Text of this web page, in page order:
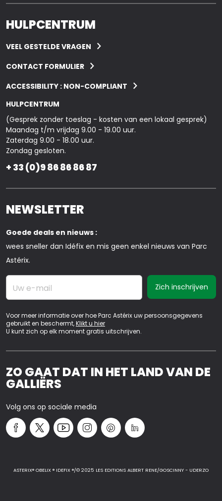
HULPCENTRUM
VEEL GESTELDE VRAGEN
CONTACT FORMULIER
ACCESSIBILITY : NON-COMPLIANT
HULPCENTRUM
(Gesprek zonder toeslag - kosten van een lokaal gesprek)
Maandag t/m vrijdag 9.00 - 19.00 uur.
Zaterdag 9.00 - 18.00 uur.
Zondag gesloten.
+ 33 (0)9 86 86 86 87
ZO GAAT DAT IN HET LAND VAN DE
GALLIËRS
Volg ons op sociale media
NEWSLETTER
Goede deals en nieuws :
wees sneller dan Idéfix en mis geen enkel nieuws van Parc
Astérix.
Uw e-mail
Voor meer informatie over hoe Parc Astérix uw persoonsgegevens
gebruikt en beschermt,Klikt u hier
U kunt zich op elk moment gratis uitschrijven.
ASTERIX® OBELIX ® IDEFIX ®/© 2025 LES EDITIONS ALBERT RENE/GOSCINNY - UDERZO